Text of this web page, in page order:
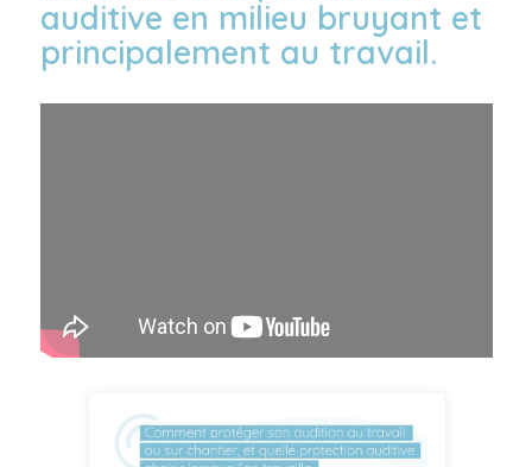
auditive en milieu bruyant et
principalement au travail.